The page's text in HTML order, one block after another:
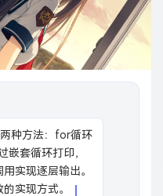
嵌套循环打印，
实现逐层输出。
实现方式。